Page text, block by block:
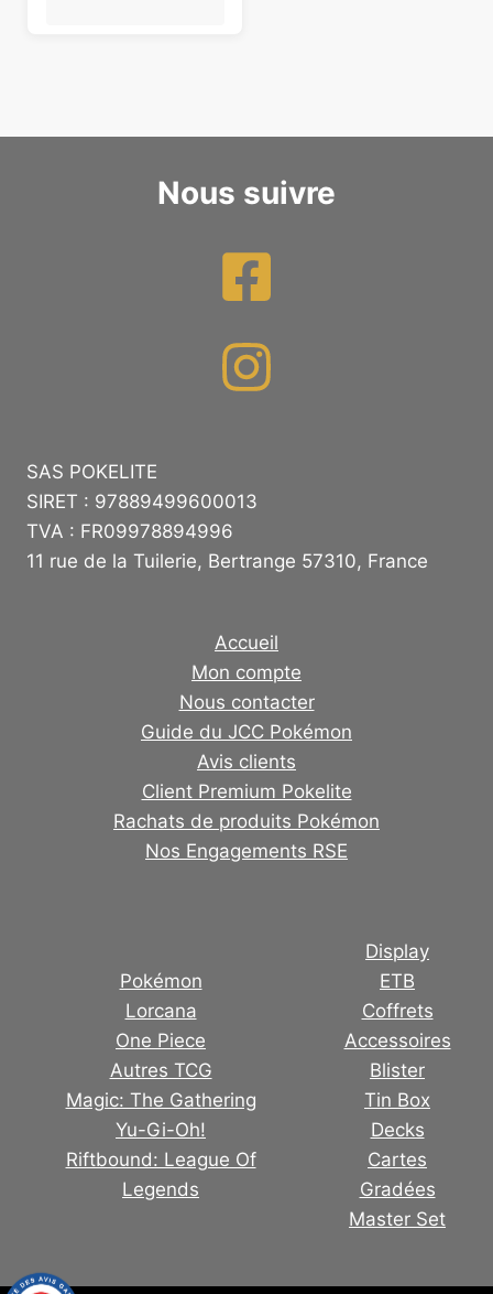
Nous suivre
SAS POKELITE
SIRET : 97889499600013
TVA : FR09978894996
11 rue de la Tuilerie, Bertrange 57310, France
Accueil
Mon compte
Nous contacter
Guide du JCC Pokémon
Avis clients
Client Premium Pokelite
Rachats de produits Pokémon
Nos Engagements RSE
Pokémon
Lorcana
One Piece
Autres TCG
Magic: The Gathering
Yu-Gi-Oh!
Riftbound: League Of
Legends
Display
ETB
Coffrets
Accessoires
Blister
Tin Box
Decks
Cartes
Gradées
Master Set